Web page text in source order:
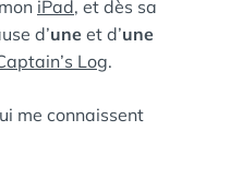
iPad, et dès sa
d’une et d’une
Log.
me connaissent